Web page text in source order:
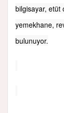
bilgisayar, etüt
yemekhane,
bulunuyor.